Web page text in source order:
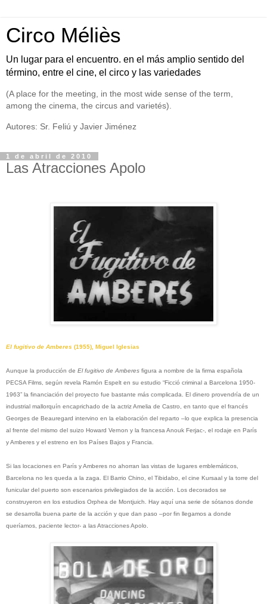
Circo Méliès
Un lugar para el encuentro. en el más amplio sentido del
término, entre el cine, el circo y las variedades
(A place for the meeting, in the most wide sense of the term,
among the cinema, the circus and varietés).
Autores: Sr. Feliú y Javier Jiménez
1 de abril de 2010
Las Atracciones Apolo
El fugitivo de Amberes (1955), Miguel Iglesias
Aunque la producción de El fugitivo de Amberes figura a nombre de la firma española
PECSA Films, según revela Ramón Espelt en su estudio “Ficció criminal a Barcelona 1950-
1963” la financiación del proyecto fue bastante más complicada. El dinero provendría de un
industrial mallorquín encaprichado de la actriz Amelia de Castro, en tanto que el francés
Georges de Beauregard intervino en la elaboración del reparto –lo que explica la presencia
al frente del mismo del suizo Howard Vernon y la francesa Anouk Ferjac-, el rodaje en París
y Amberes y el estreno en los Países Bajos y Francia.
Si las locaciones en París y Amberes no ahorran las vistas de lugares emblemáticos,
Barcelona no les queda a la zaga. El Barrio Chino, el Tibidabo, el cine Kursaal y la torre del
funicular del puerto son escenarios privilegiados de la acción. Los decorados se
construyeron en los estudios Orphea de Montjuich. Hay aquí una serie de sótanos donde
se desarrolla buena parte de la acción y que dan paso –por fin llegamos a donde
queríamos, paciente lector- a las Atracciones Apolo.